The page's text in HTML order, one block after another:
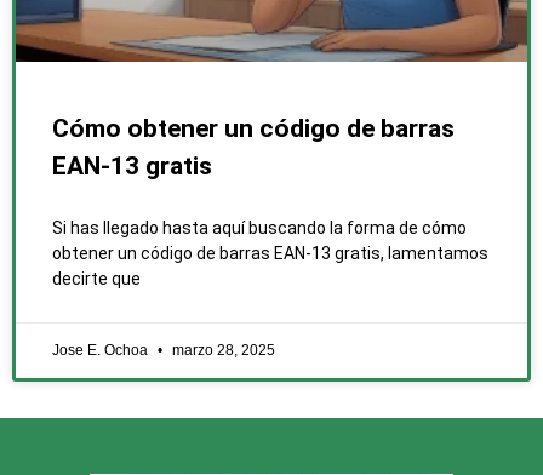
Cómo obtener un código de barras
EAN-13 gratis
Si has llegado hasta aquí buscando la forma de cómo
obtener un código de barras EAN-13 gratis, lamentamos
decirte que
Jose E. Ochoa marzo 28, 2025